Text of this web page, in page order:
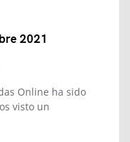
2021
Online ha sido
visto un